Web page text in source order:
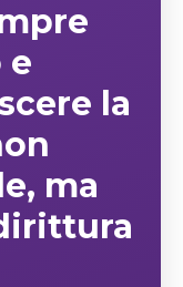
e
la
ma